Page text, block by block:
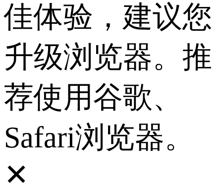
佳体验，建议您
升级浏览器。推
荐使用谷歌、
Safari浏览器。
✕